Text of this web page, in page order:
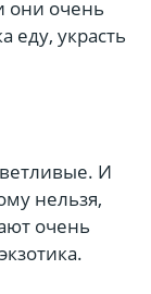
они очень
еду, украсть
И
нельзя,
очень